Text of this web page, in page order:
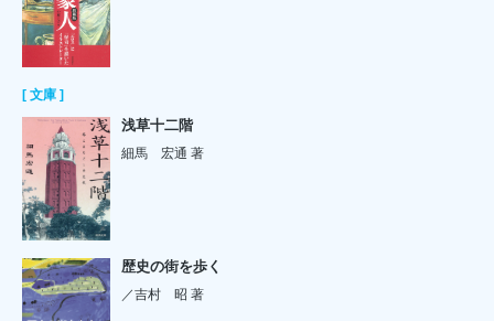
[ 文庫 ]
浅草十二階
細馬 宏通 著
歴史の街を歩く
／吉村 昭 著